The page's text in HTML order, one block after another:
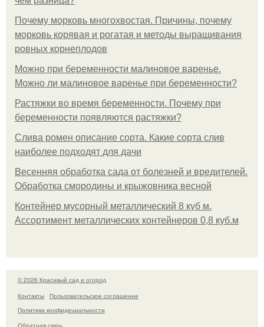
Почему морковь многохвостая. Причины, почему
морковь корявая и рогатая и методы выращивания
ровных корнеплодов
Можно при беременности малиновое варенье.
Можно ли малиновое варенье при беременности?
Растяжки во время беременности. Почему при
беременности появляются растяжки?
Слива ромен описание сорта. Какие сорта слив
наиболее подходят для дачи
Весенняя обработка сада от болезней и вредителей.
Обработка смородины и крыжовника весной
Контейнер мусорный металлический 8 куб м.
Ассортимент металлических контейнеров 0,8 куб.м
© 2026 Красивый сад и огород
Контакты
Пользовательское соглашение
Политика конфидециальности
Обратная связь